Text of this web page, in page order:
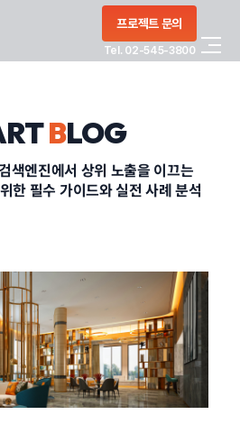
프로젝트 문의
Tel. 02-545-3800
BLOG
색엔진에서 상위 노출을 이끄는
한 필수 가이드와 실전 사례 분석